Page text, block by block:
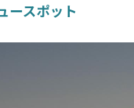
ースポット